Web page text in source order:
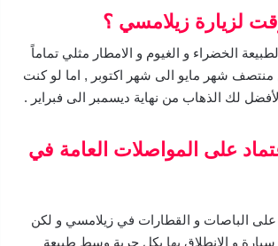
لزيارة زيلامسي ؟
الخضراء و الغيوم و الامطار مثلي تماماً
شهر مايو الى شهر اكتوبر , اما لو كنت
لك الذهاب من نهاية ديسمبر الى فبراير .
على المواصلات العامة في
على الباصات و القطارات في زيلامسي و لكن
و الانطلاق بها بكل حرية وسط طبيعة